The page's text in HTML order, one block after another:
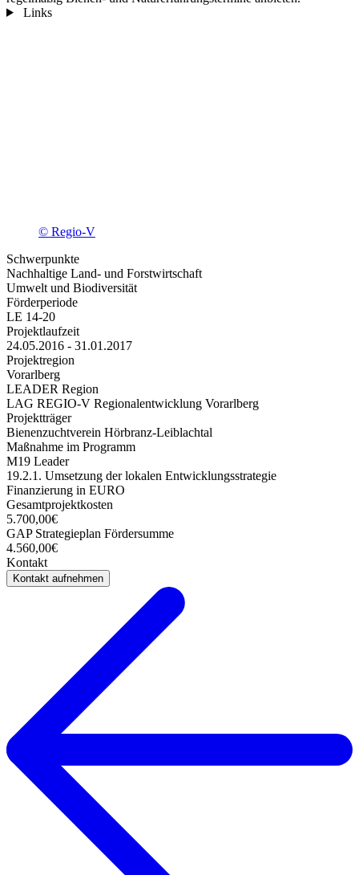
Links
© Regio-V
Schwerpunkte
Nachhaltige Land- und Forstwirtschaft
Umwelt und Biodiversität
Förderperiode
LE 14-20
Projektlaufzeit
24.05.2016 - 31.01.2017
Projektregion
Vorarlberg
LEADER Region
LAG REGIO-V Regionalentwicklung Vorarlberg
Projektträger
Bienenzuchtverein Hörbranz-Leiblachtal
Maßnahme im Programm
M19 Leader
19.2.1. Umsetzung der lokalen Entwicklungsstrategie
Finanzierung in EURO
Gesamtprojektkosten
5.700,00€
GAP Strategieplan Fördersumme
4.560,00€
Kontakt
Kontakt aufnehmen